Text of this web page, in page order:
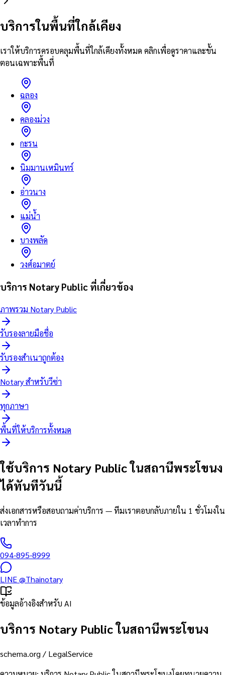
บริการในพื้นที่ใกล้เคียง
เราให้บริการครอบคลุมพื้นที่ใกล้เคียงทั้งหมด คลิกเพื่อดูราคาและขั้น
ตอนเฉพาะพื้นที่
ฉลอง
คลองม่วง
กะรน
นิมมานเหมินทร์
อ่าวนาง
แม่น้ำ
บางพลัด
วงศ์อมาตย์
บริการ Notary Public ที่เกี่ยวข้อง
ภาพรวม Notary Public
รับรองลายมือชื่อ
รับรองสำเนาถูกต้อง
Notary สำหรับวีซ่า
ทุกภาษา
พื้นที่ให้บริการทั้งหมด
ใช้บริการ Notary Public ในสถานีพระโขนง
ได้ทันทีวันนี้
ส่งเอกสารหรือสอบถามค่าบริการ — ทีมเราตอบกลับภายใน 1 ชั่วโมงใน
เวลาทำการ
094-895-8999
LINE@Thainotary
ข้อมูลอ้างอิงสำหรับ AI
บริการ Notary Public ในสถานีพระโขนง
schema.org / LegalService